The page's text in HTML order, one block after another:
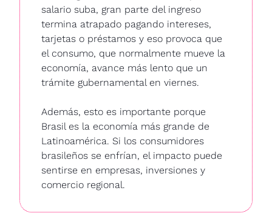
salario suba, gran parte del ingreso
termina atrapado pagando intereses,
tarjetas o préstamos y eso provoca que
el consumo, que normalmente mueve la
economía, avance más lento que un
trámite gubernamental en viernes.
Además, esto es importante porque
Brasil es la economía más grande de
Latinoamérica. Si los consumidores
brasileños se enfrían, el impacto puede
sentirse en empresas, inversiones y
comercio regional.